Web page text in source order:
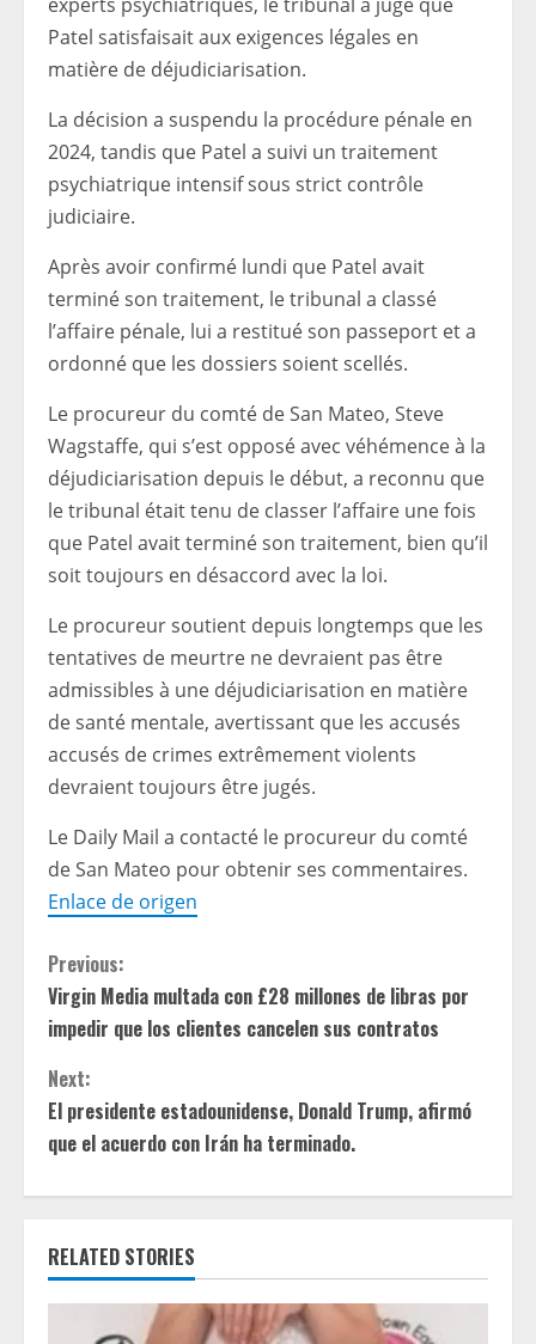
Patel satisfaisait aux exigences légales en
matière de déjudiciarisation.
La décision a suspendu la procédure pénale en
2024, tandis que Patel a suivi un traitement
psychiatrique intensif sous strict contrôle
judiciaire.
Après avoir confirmé lundi que Patel avait
terminé son traitement, le tribunal a classé
l’affaire pénale, lui a restitué son passeport et a
ordonné que les dossiers soient scellés.
Le procureur du comté de San Mateo, Steve
Wagstaffe, qui s’est opposé avec véhémence à la
déjudiciarisation depuis le début, a reconnu que
le tribunal était tenu de classer l’affaire une fois
que Patel avait terminé son traitement, bien qu’il
soit toujours en désaccord avec la loi.
Le procureur soutient depuis longtemps que les
tentatives de meurtre ne devraient pas être
admissibles à une déjudiciarisation en matière
de santé mentale, avertissant que les accusés
accusés de crimes extrêmement violents
devraient toujours être jugés.
Le Daily Mail a contacté le procureur du comté
de San Mateo pour obtenir ses commentaires.
Enlace de origen
C
o
n
t
i
u
Previous:
Virgin Media multada con £28 millones de libras por
impedir que los clientes cancelen sus contratos
Next:
El presidente estadounidense, Donald Trump, afirmó
que el acuerdo con Irán ha terminado.
RELATED STORIES